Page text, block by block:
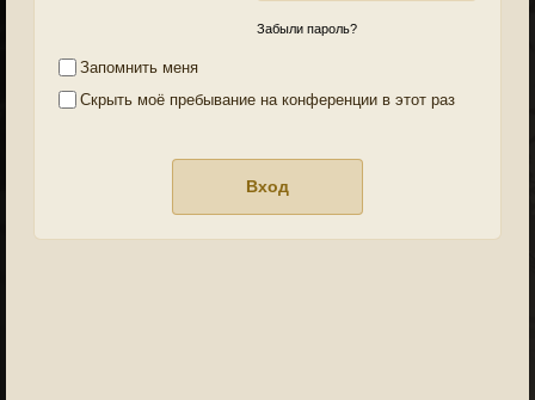
Забыли пароль?
Запомнить меня
Скрыть моё пребывание на конференции в этот раз